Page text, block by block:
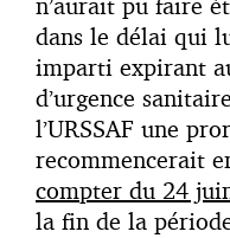
dans le délai qui
imparti expirant
d’urgence
l’URSSAF une
recommencerait
compter du 24
la fin de la